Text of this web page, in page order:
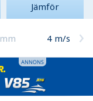
Jämför
mm 4 m/s